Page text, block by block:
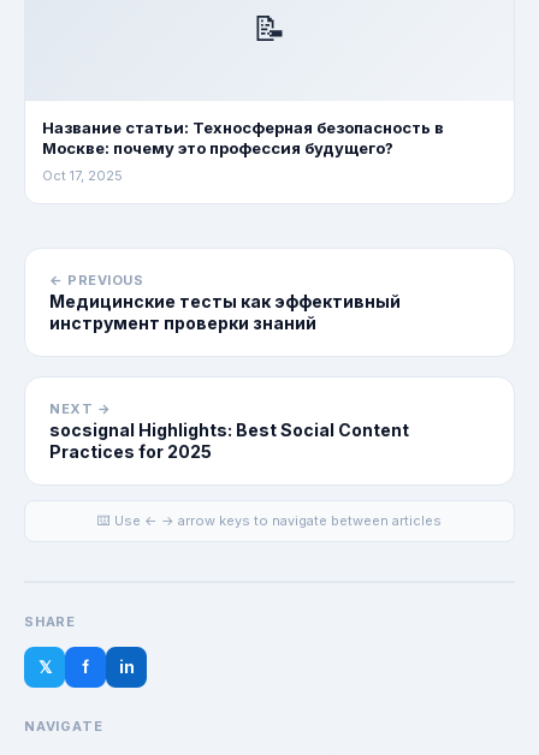
📝
Название статьи: Техносферная безопасность в
Москве: почему это профессия будущего?
Oct 17, 2025
← PREVIOUS
Медицинские тесты как эффективный
инструмент проверки знаний
NEXT →
socsignal Highlights: Best Social Content
Practices for 2025
⌨️ Use ← → arrow keys to navigate between articles
SHARE
𝕏 f in
NAVIGATE